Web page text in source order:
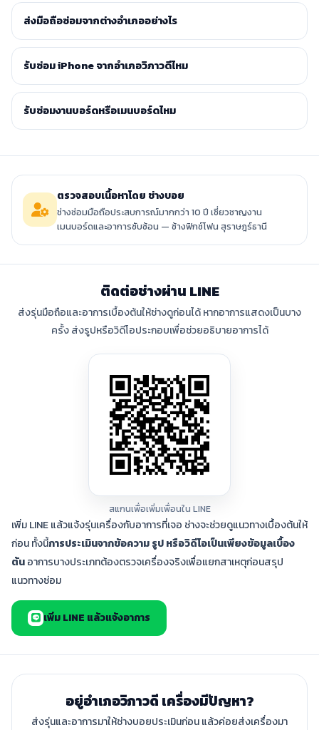
ส่งมือถือซ่อมจากต่างอำเภออย่างไร
รับซ่อม iPhone จากอำเภอวิภาวดีไหม
รับซ่อมงานบอร์ดหรือเมนบอร์ดไหม
ตรวจสอบเนื้อหาโดย ช่างบอย
ช่างซ่อมมือถือประสบการณ์มากกว่า 10 ปี เชี่ยวชาญงาน
เมนบอร์ดและอาการซับซ้อน — ช้างฟิกซ์โฟน สุราษฎร์ธานี
ติดต่อช่างผ่าน LINE
ส่งรุ่นมือถือและอาการเบื้องต้นให้ช่างดูก่อนได้ หากอาการแสดงเป็นบาง
ครั้ง ส่งรูปหรือวิดีโอประกอบเพื่อช่วยอธิบายอาการได้
สแกนเพื่อเพิ่มเพื่อนใน LINE
เพิ่ม LINE แล้วแจ้งรุ่นเครื่องกับอาการที่เจอ ช่างจะช่วยดูแนวทางเบื้องต้นให้
ก่อน ทั้งนี้การประเมินจากข้อความ รูป หรือวิดีโอเป็นเพียงข้อมูลเบื้อง
ต้นอาการบางประเภทต้องตรวจเครื่องจริงเพื่อแยกสาเหตุก่อนสรุป
แนวทางซ่อม
เพิ่ม LINE แล้วแจ้งอาการ
อยู่อำเภอวิภาวดี เครื่องมีปัญหา?
ส่งรุ่นและอาการมาให้ช่างบอยประเมินก่อน แล้วค่อยส่งเครื่องมา